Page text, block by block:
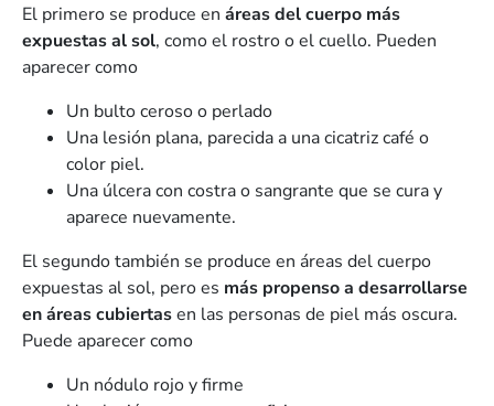
El primero se produce en áreas del cuerpo más
expuestas al sol, como el rostro o el cuello. Pueden
aparecer como
Un bulto ceroso o perlado
Una lesión plana, parecida a una cicatriz café o
color piel.
Una úlcera con costra o sangrante que se cura y
aparece nuevamente.
El segundo también se produce en áreas del cuerpo
expuestas al sol, pero es más propenso a desarrollarse
en áreas cubiertasen las personas de piel más oscura.
Puede aparecer como
Un nódulo rojo y firme